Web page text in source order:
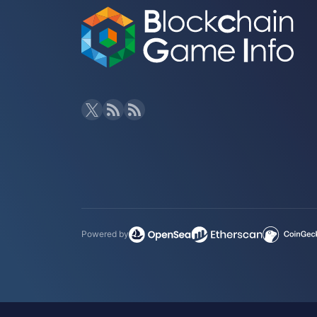
Powered by